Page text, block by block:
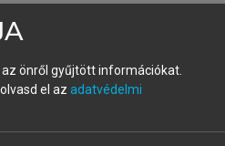
hozz létre új fiókot.
automatikusan
önről gyűjtött információkat.
el az adatvédelmi